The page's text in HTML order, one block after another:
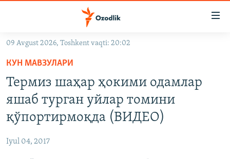
Асосий
навигацияга
ўтинг
Қидиришга
ўтинг
OZODARXIV
На русском
ИЖТИМОИЙ ТАРМОҚЛАР
09 Avgust 2026, Toshkent vaqti: 20:02
КУН МАВЗУЛАРИ
Термиз шаҳар ҳокими одамлар
яшаб турган уйлар томини
қўпортирмоқда (ВИДЕО)
Iyul 04, 2017